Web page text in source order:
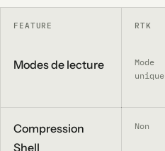
FEATURE RTK
Modes de lecture
Mode
unique
Compression
Shell
Non